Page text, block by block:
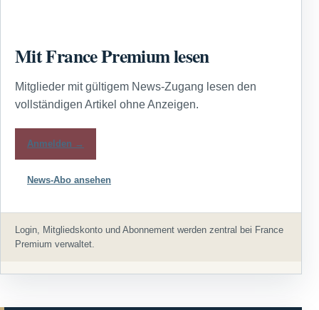
Mit France Premium lesen
Mitglieder mit gültigem News-Zugang lesen den
vollständigen Artikel ohne Anzeigen.
Anmelden →
News-Abo ansehen
Login, Mitgliedskonto und Abonnement werden zentral bei France
Premium verwaltet.